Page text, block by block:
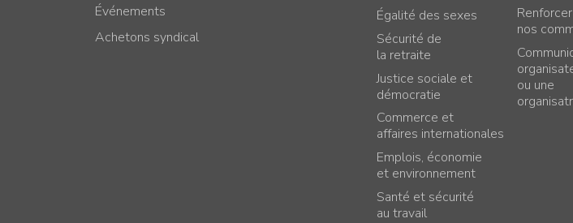
Événements
Achetons syndical
Égalité des sexes
Sécurité de
la retraite
Justice sociale et
démocratie
Commerce et
affaires internationales
Emplois, économie
et environnement
Santé et sécurité
au travail
Renforcer
nos
ou une